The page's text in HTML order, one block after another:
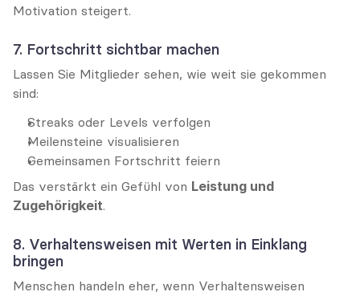
Motivation steigert.
7. Fortschritt sichtbar machen
Lassen Sie Mitglieder sehen, wie weit sie gekommen
sind:
Streaks oder Levels verfolgen
Meilensteine visualisieren
Gemeinsamen Fortschritt feiern
Das verstärkt ein Gefühl von Leistung und
Zugehörigkeit.
8. Verhaltensweisen mit Werten in Einklang
bringen